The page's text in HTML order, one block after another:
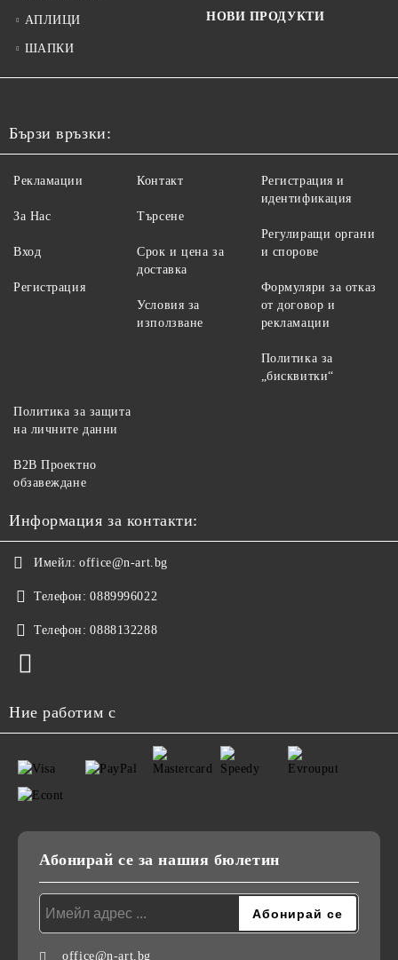
АПЛИЦИ
ШАПКИ
НОВИ ПРОДУКТИ
Бързи връзки:
Рекламации
За Нас
Вход
Регистрация
Контакт
Търсене
Срок и цена за
доставка
Условия за
използване
Регистрация и
идентификация
Регулиращи органи
и спорове
Формуляри за отказ
от договор и
рекламации
Политика за
„бисквитки“
Политика за защита
на личните данни
B2B Проектно
обзавеждане
Информация за контакти:
Имейл: office@n-art.bg
Телефон: 0889996022
Телефон: 0888132288
Ние работим с
Абонирай се за нашия бюлетин
office@n-art.bg